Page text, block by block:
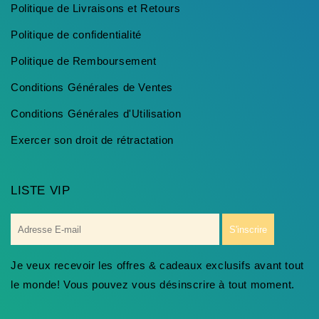
Politique de Livraisons et Retours
Politique de confidentialité
Politique de Remboursement
Conditions Générales de Ventes
Conditions Générales d'Utilisation
Exercer son droit de rétractation
LISTE VIP
S'inscrire
Je veux recevoir les offres & cadeaux exclusifs avant tout
le monde! Vous pouvez vous désinscrire à tout moment.